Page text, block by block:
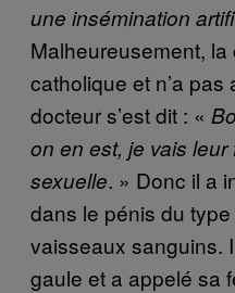
une insémination
Malheureusement,
catholique et n’a pas
docteur s’est dit : «
on en est, je vais
sexuelle. » Donc il a
dans le pénis du
vaisseaux sanguins.
gaule et a appelé sa